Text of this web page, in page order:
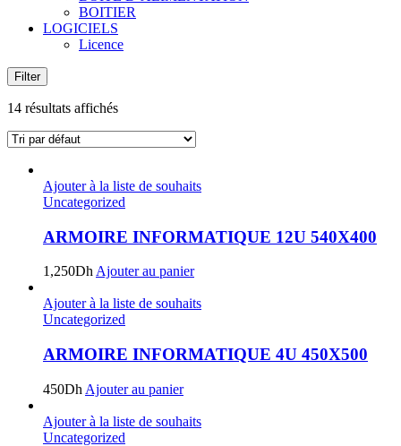
BOITIER
LOGICIELS
Licence
Filter
14 résultats affichés
Ajouter à la liste de souhaits
Uncategorized
ARMOIRE INFORMATIQUE 12U 540X400
1,250DhAjouter au panier
Ajouter à la liste de souhaits
Uncategorized
ARMOIRE INFORMATIQUE 4U 450X500
450Dh Ajouter au panier
Ajouter à la liste de souhaits
Uncategorized